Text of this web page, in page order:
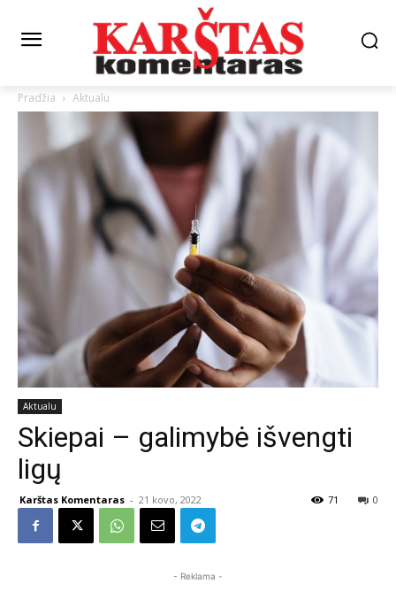
Pradžia Aktualu
Aktualu
Skiepai – galimybė išvengti
ligų
Karštas Komentaras - 21 kovo, 2022 0
71
- Reklama -